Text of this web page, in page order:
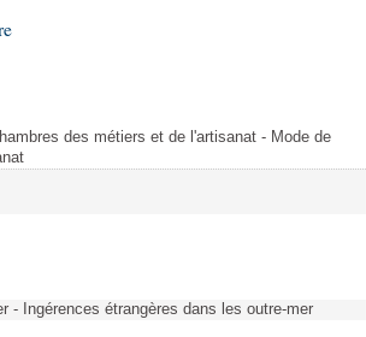
des métiers et de l'artisanat - Mode de
- Ingérences étrangères dans les outre-mer